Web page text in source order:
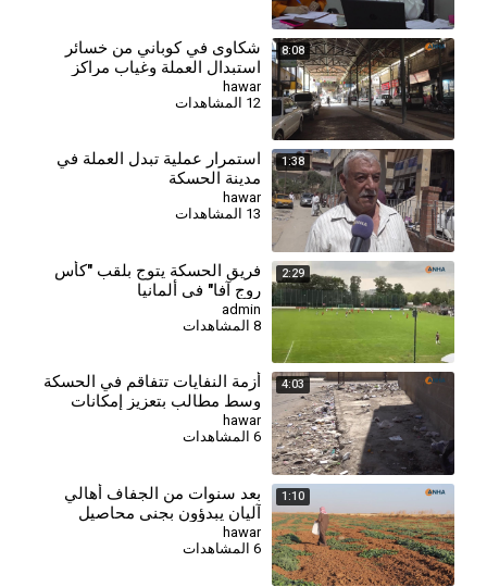
8:08
شكاوى في كوباني من خسائر
استبدال العملة وغياب مراكز
الصرف
hawar
12 المشاهدات
1:38
استمرار عملية تبدل العملة في
مدينة الحسكة
hawar
13 المشاهدات
2:29
فريق الحسكة يتوج بلقب "كأس
روج آفا" في ألمانيا
admin
4:03
أزمة النفايات تتفاقم في الحسكة
وسط مطالب بتعزيز إمكانات
قطاع النظافة
hawar
6 المشاهدات
1:10
بعد سنوات من الجفاف أهالي
آليان يبدؤون بجني محاصيل
الحقول البعلية
hawar
6 المشاهدات